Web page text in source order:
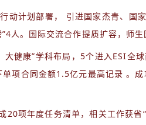
动计划部署，
引进国家杰青、国
人。国际交流合作提质扩容，师
大健康”学科布局，5个进入ESI全
项合同金额1.5亿元最高记录 。成
20项年度任务清单，相关工作获